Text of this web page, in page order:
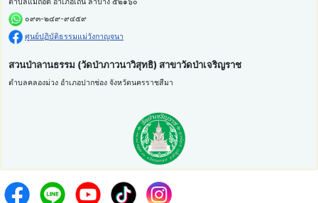
๐๙๓-๒๔๙-๙๔๕๙
ศูนย์ปฏิบัติธรรมแม่วังกาญจนา
สวนป่าลานธรรม (วัดป่าภาวนาวิสุทธิ) สาขาวัดป่าเจริญราช
ตำบลคลองม่วง อำเภอปากช่อง จังหวัดนครราชสีมา